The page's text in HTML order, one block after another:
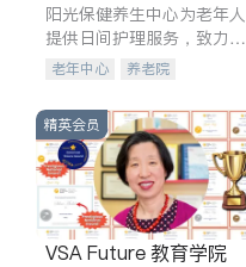
阳光保健养生中心为老年人
提供日间护理服务，致力于
通过持续的护理创新来有效
老年中心 养老院
精英会员
VSA Future 教育学院